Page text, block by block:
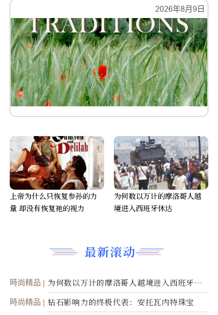
2026年8月9日
最新滚动
時尚精品
为何数以万计的摩洛哥人越境进入西班牙休
达
時尚精品 钻石影响力的终极代表：安托瓦内特珠宝
上帝为什么只恢复参孙的力
量 却没有恢复祂的视力
为何数以万计的摩洛哥人越
境进入西班牙休达